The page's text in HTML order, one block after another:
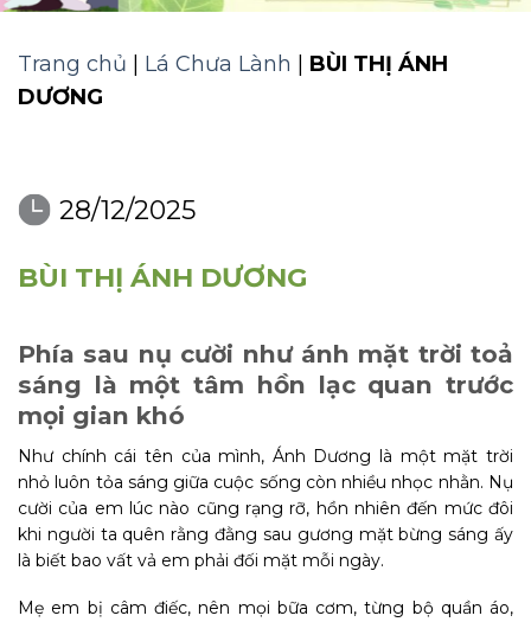
Trang chủ Lá Chưa Lành
BÙI THỊ ÁNH
DƯƠNG
28/12/2025
BÙI THỊ ÁNH DƯƠNG
Phía sau nụ cười như ánh mặt trời toả
sáng là một tâm hồn lạc quan trước
mọi gian khó
Như chính cái tên của mình, Ánh Dương là một mặt trời
nhỏ luôn tỏa sáng giữa cuộc sống còn nhiều nhọc nhằn. Nụ
cười của em lúc nào cũng rạng rỡ, hồn nhiên đến mức đôi
khi người ta quên rằng đằng sau gương mặt bừng sáng ấy
là biết bao vất vả em phải đối mặt mỗi ngày.
Mẹ em bị câm điếc, nên mọi bữa cơm, từng bộ quần áo,